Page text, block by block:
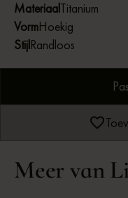
perfect passen.
MateriaalTitanium
VormHoekig
StijlRandloos
Meer van